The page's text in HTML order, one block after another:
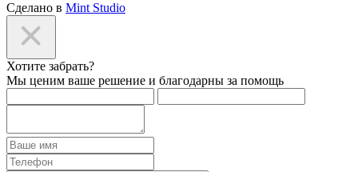
Сделано в Mint Studio
Хотите забрать?
Мы ценим ваше решение и благодарны за помощь